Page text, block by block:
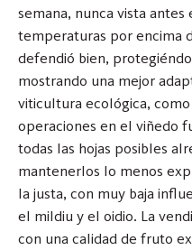
semana, nunca vista antes
temperaturas por encima
defendió bien,
mostrando una mejor
viticultura ecológica, como
operaciones en el viñedo
todas las hojas posibles
mantenerlos lo menos
la justa, con muy baja
el mildiu y el oidio. La
con una calidad de fruto